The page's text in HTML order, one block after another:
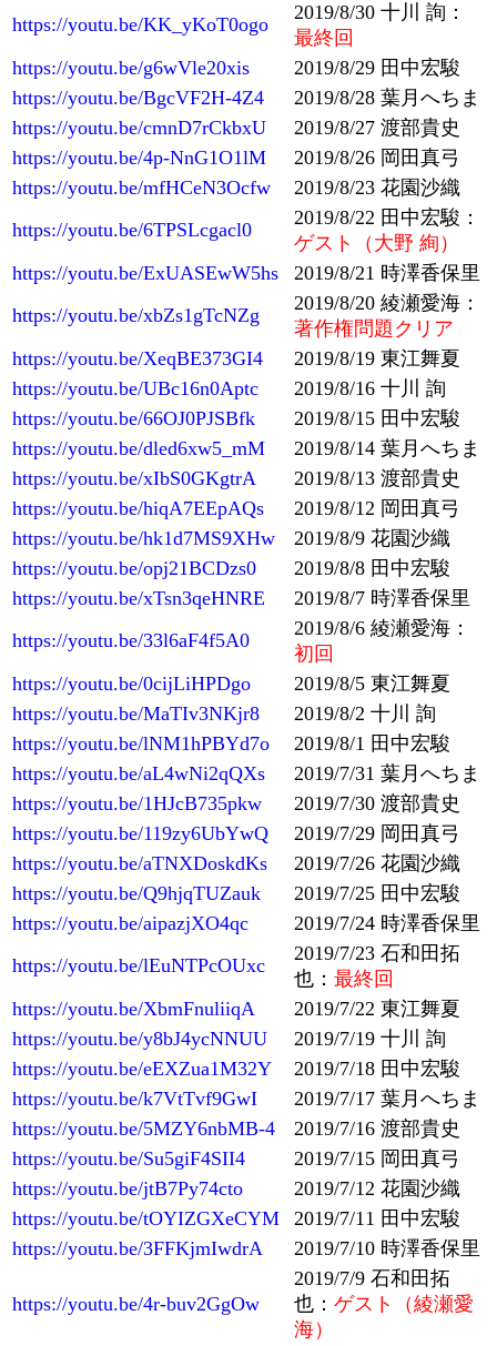
https://youtu.be/KK_yKoT0ogo
2019/8/30 十川 詢：
最終回
https://youtu.be/g6wVle20xis
2019/8/29 田中宏駿
https://youtu.be/BgcVF2H-4Z4
2019/8/28 葉月へちま
https://youtu.be/cmnD7rCkbxU
2019/8/27 渡部貴史
https://youtu.be/4p-NnG1O1lM
2019/8/26 岡田真弓
https://youtu.be/mfHCeN3Ocfw
2019/8/23 花園沙織
https://youtu.be/6TPSLcgacl0
2019/8/22 田中宏駿：
ゲスト（大野 絢）
https://youtu.be/ExUASEwW5hs
2019/8/21 時澤香保里
https://youtu.be/xbZs1gTcNZg
2019/8/20 綾瀬愛海：
著作権問題クリア
https://youtu.be/XeqBE373GI4
2019/8/19 東江舞夏
https://youtu.be/UBc16n0Aptc
2019/8/16 十川 詢
https://youtu.be/66OJ0PJSBfk
2019/8/15 田中宏駿
https://youtu.be/dled6xw5_mM
2019/8/14 葉月へちま
https://youtu.be/xIbS0GKgtrA
2019/8/13 渡部貴史
https://youtu.be/hiqA7EEpAQs
2019/8/12 岡田真弓
https://youtu.be/hk1d7MS9XHw
2019/8/9 花園沙織
https://youtu.be/opj21BCDzs0
2019/8/8 田中宏駿
https://youtu.be/xTsn3qeHNRE
2019/8/7 時澤香保里
https://youtu.be/33l6aF4f5A0
2019/8/6 綾瀬愛海：
初回
https://youtu.be/0cijLiHPDgo
2019/8/5 東江舞夏
https://youtu.be/MaTIv3NKjr8
2019/8/2 十川 詢
https://youtu.be/lNM1hPBYd7o
2019/8/1 田中宏駿
https://youtu.be/aL4wNi2qQXs
2019/7/31 葉月へちま
https://youtu.be/1HJcB735pkw
2019/7/30 渡部貴史
https://youtu.be/119zy6UbYwQ
2019/7/29 岡田真弓
https://youtu.be/aTNXDoskdKs
2019/7/26 花園沙織
https://youtu.be/Q9hjqTUZauk
2019/7/25 田中宏駿
https://youtu.be/aipazjXO4qc
2019/7/24 時澤香保里
https://youtu.be/lEuNTPcOUxc
2019/7/23 石和田拓
也： 最終回
https://youtu.be/XbmFnuliiqA
2019/7/22 東江舞夏
https://youtu.be/y8bJ4ycNNUU
2019/7/19 十川 詢
https://youtu.be/eEXZua1M32Y
2019/7/18 田中宏駿
https://youtu.be/k7VtTvf9GwI
2019/7/17 葉月へちま
https://youtu.be/5MZY6nbMB-4
2019/7/16 渡部貴史
https://youtu.be/Su5giF4SII4
2019/7/15 岡田真弓
https://youtu.be/jtB7Py74cto
2019/7/12 花園沙織
https://youtu.be/tOYIZGXeCYM
2019/7/11 田中宏駿
https://youtu.be/3FFKjmIwdrA
2019/7/10 時澤香保里
https://youtu.be/4r-buv2GgOw
2019/7/9 石和田拓
也： ゲスト（綾瀬愛
海）